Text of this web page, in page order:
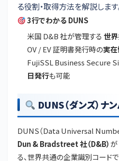
る役割・取得方法を解説します
3行でわかる DUNS
米国 D&B 社が管理する 世
OV / EV 証明書発行時の実
FujiSSL Business Secure
日発行も可能
DUNS（ダンズ）ナ
DUNS（Data Universal
Dun & Bradstreet 社（D&B）
る、世界共通の企業識別コードで